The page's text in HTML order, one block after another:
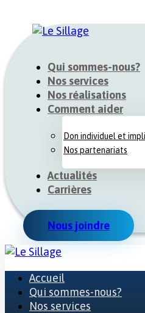
Qui sommes-nous?
Nos services
Nos réalisations
Comment aider
Don individuel et
Nos partenariats
Actualités
Carrières
Nous joindre
Accueil
Qui sommes-nous?
Nos services